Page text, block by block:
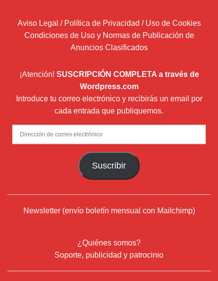
Aviso Legal / Política de Privacidad / Uso de Cookies
Condiciones de Uso y Normas de Publicación de
Anuncios Clasificados
¡Atención! SUSCRIPCIÓN COMPLETA a través de
Wordpress.com
Introduce tu correo electrónico y recibirás un email por
cada entrada que publiquemos.
Dirección
de
Suscribir
Newsletter (envío boletín mensual con Mailchimp)
¿Quiénes somos?
Soporte, publicidad y patrocinio